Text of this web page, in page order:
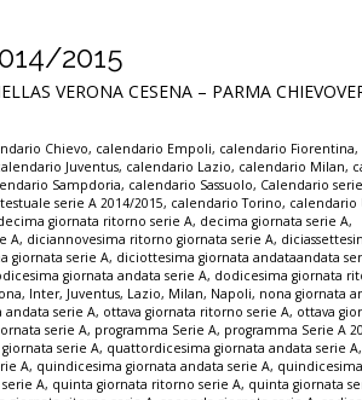
2015
VERONA CESENA – PARMA
Chievo, calendario Empoli, calendario Fiorentina,
Juventus, calendario Lazio, calendario Milan,
Sampdoria, calendario Sassuolo, Calendario
serie A 2014/2015, calendario Torino, calendario
giornata ritorno serie A, decima giornata serie A,
A, diciannovesima ritorno giornata serie A,
giornata serie A, diciottesima giornata andataandata
giornata andata serie A, dodicesima giornata
, Inter, Juventus, Lazio, Milan, Napoli, nona giornata
andata serie A, ottava giornata ritorno serie A, ottava
serie A, programma Serie A, programma Serie A
serie A, quattordicesima giornata andata serie A,
A, quindicesima giornata andata serie A,
A, quinta giornata ritorno serie A, quinta giornata